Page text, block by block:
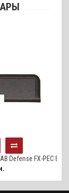
FX-PEC Black